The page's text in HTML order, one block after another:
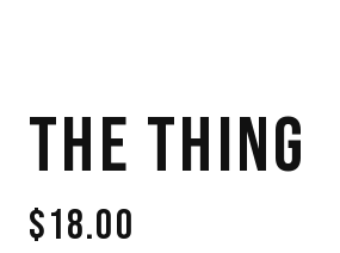
THE THING
$18.00